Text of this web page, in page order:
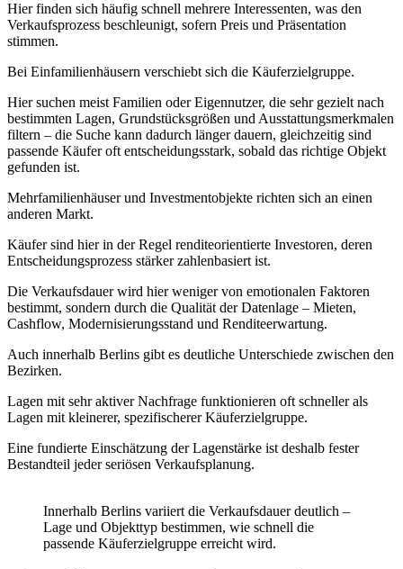
Hier finden sich häufig schnell mehrere Interessenten, was den
Verkaufsprozess beschleunigt, sofern Preis und Präsentation
stimmen.
Bei Einfamilienhäusern verschiebt sich die Käuferzielgruppe.
Hier suchen meist Familien oder Eigennutzer, die sehr gezielt nach
bestimmten Lagen, Grundstücksgrößen und Ausstattungsmerkmalen
filtern – die Suche kann dadurch länger dauern, gleichzeitig sind
passende Käufer oft entscheidungsstark, sobald das richtige Objekt
gefunden ist.
Mehrfamilienhäuser und Investmentobjekte richten sich an einen
anderen Markt.
Käufer sind hier in der Regel renditeorientierte Investoren, deren
Entscheidungsprozess stärker zahlenbasiert ist.
Die Verkaufsdauer wird hier weniger von emotionalen Faktoren
bestimmt, sondern durch die Qualität der Datenlage – Mieten,
Cashflow, Modernisierungsstand und Renditeerwartung.
Auch innerhalb Berlins gibt es deutliche Unterschiede zwischen den
Bezirken.
Lagen mit sehr aktiver Nachfrage funktionieren oft schneller als
Lagen mit kleinerer, spezifischerer Käuferzielgruppe.
Eine fundierte Einschätzung der Lagenstärke ist deshalb fester
Bestandteil jeder seriösen Verkaufsplanung.
Innerhalb Berlins variiert die Verkaufsdauer deutlich –
Lage und Objekttyp bestimmen, wie schnell die
passende Käuferzielgruppe erreicht wird.